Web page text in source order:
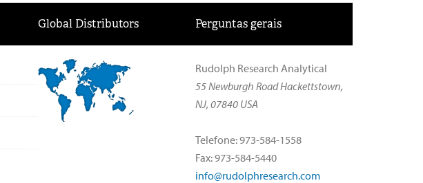
Global Distributors Perguntas gerais
Rudolph Research Analytical
55 Newburgh Road Hackettstown,
NJ, 07840 USA
Telefone: 973-584-1558
Fax: 973-584-5440
info@rudolphresearch.com